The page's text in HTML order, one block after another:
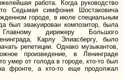
работа. Когда руководство
Седьмая симфония Шостаковича
городе, в июле специальным
был эвакуирован композитор, была
дирижеру Большого
Карлу Элиасбергу, было
репетиции. Однако музыкантов,
произведение, в Ленинграде
умер от голода в городе, кто-то был
фронте, а кто-то еще продолжал